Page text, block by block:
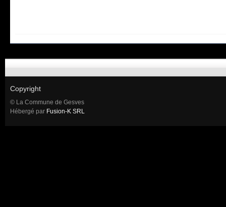
Copyright
© La Commune de Gesves
Hébergé par Fusion-K SRL